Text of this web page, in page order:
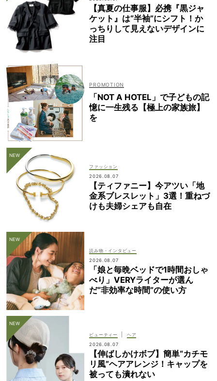
【真夏の仕事服】必携『黒ジャ
ケット』は“半袖”にシフト！か
っちりして見えないデザインに
注目
「NOT A HOTEL」で子どもの記
憶に一生残る【極上の家族旅】
を
ファッション
2026.08.07
【ティファニー】今アツい「地
金系ブレスレット」3選！重ねづ
けも夫婦シェアも自在
読み物・インタビュー
2026.08.07
「娘と毎晩ベッドで1時間おしゃ
べり」VERYライターが選ん
だ“非効率な時間”の使い方
ビューティー
ヘア
2026.08.07
【伸ばしかけボブ】簡単“カチモ
リ風”ヘアアレンジ！キャップを
被っても潰れない